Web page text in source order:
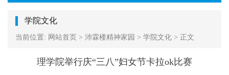
学院文化
当前位置: 网站首页 > 沛霖楼精神家园 > 学院文化 > 正文
理学院举行庆“三八”妇女节卡拉ok比赛